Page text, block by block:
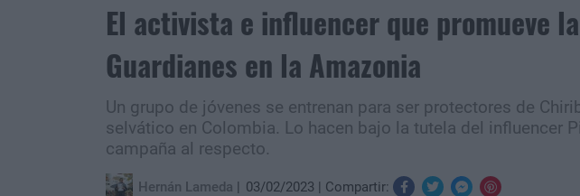
El activista e influencer que promueve
Guardianes en la Amazonia
Un grupo de jóvenes se entrenan para ser protectores de
selvático en Colombia. Lo hacen bajo la tutela del influencer
campaña al respecto.
Hernán Lameda 03/02/2023 Compartir: